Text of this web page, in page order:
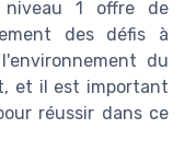
niveau 1 offre de
des défis à
du
et il est important
réussir dans ce